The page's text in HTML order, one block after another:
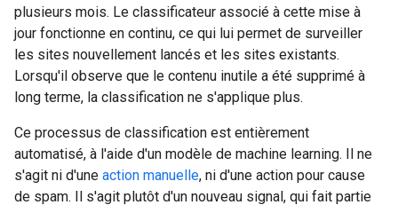
plusieurs mois. Le classificateur associé à cette mise à
jour fonctionne en continu, ce qui lui permet de surveiller
les sites nouvellement lancés et les sites existants.
Lorsqu'il observe que le contenu inutile a été supprimé à
long terme, la classification ne s'applique plus.
Ce processus de classification est entièrement
automatisé, à l'aide d'un modèle de machine learning. Il ne
s'agit ni d'une action manuelle, ni d'une action pour cause
de spam. Il s'agit plutôt d'un nouveau signal, qui fait partie